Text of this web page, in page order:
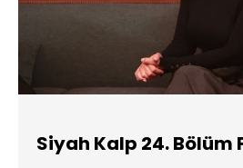
Siyah Kalp 24. Bölüm